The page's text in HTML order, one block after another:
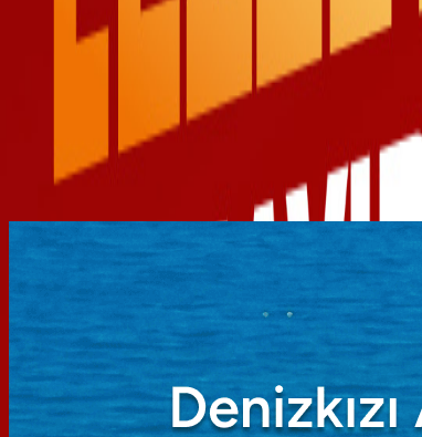
Kampanyalar Lezzet Panayırı Başlasın
Lezzet Panayırı Başlasın
2 special burger + 1 patates kızartması 300 TL
Kampanyamız Panayır Kafe'de geçerlidir.